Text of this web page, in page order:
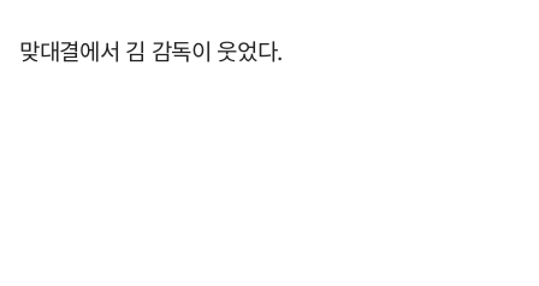
맞대결에서 김 감독이 웃었다.